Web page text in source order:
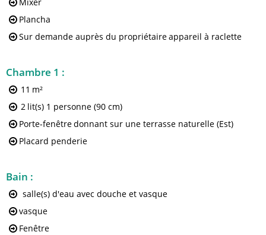
Plancha
Sur demande auprès du propriétaireappareil à raclette
Chambre 1 :
11 m²
2 lit(s) 1 personne (90 cm)
Porte-fenêtredonnant sur une terrasse naturelle (Est)
Placard penderie
Bain :
salle(s) d'eau avec douche et vasque
vasque
Fenêtre